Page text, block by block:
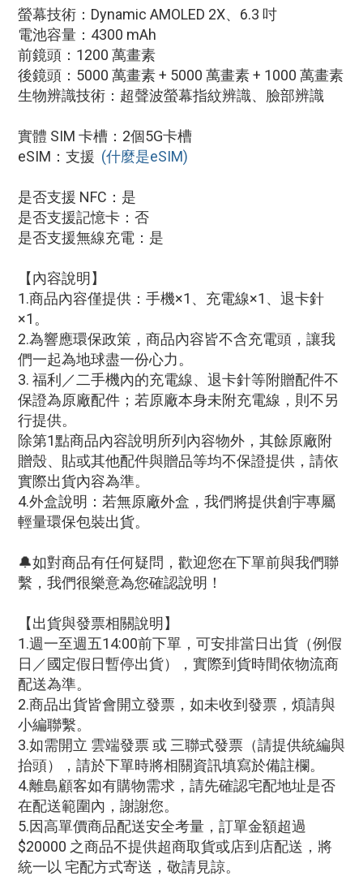
螢幕技術：Dynamic AMOLED 2X、6.3 吋
電池容量：4300 mAh
前鏡頭：1200 萬畫素
後鏡頭：5000 萬畫素 + 5000 萬畫素 + 1000 萬畫素
生物辨識技術：超聲波螢幕指紋辨識、臉部辨識
實體 SIM 卡槽：2個5G卡槽
eSIM：支援 (什麼是eSIM)
是否支援 NFC：是
是否支援記憶卡：否
是否支援無線充電：是
【內容說明】
1.商品內容僅提供：手機×1、充電線×1、退卡針
×1。
2.為響應環保政策，商品內容皆不含充電頭，讓我
們一起為地球盡一份心力。
3. 福利／二手機內的充電線、退卡針等附贈配件不
保證為原廠配件；若原廠本身未附充電線，則不另
行提供。
除第1點商品內容說明所列內容物外，其餘原廠附
贈殼、貼或其他配件與贈品等均不保證提供，請依
實際出貨內容為準。
4.外盒說明：若無原廠外盒，我們將提供創宇專屬
輕量環保包裝出貨。
🔔如對商品有任何疑問，歡迎您在下單前與我們聯
繫，我們很樂意為您確認說明！
【出貨與發票相關說明】
1.週一至週五14:00前下單，可安排當日出貨（例假
日／國定假日暫停出貨），實際到貨時間依物流商
配送為準。
2.商品出貨皆會開立發票，如未收到發票，煩請與
小編聯繫。
3.如需開立 雲端發票 或 三聯式發票（請提供統編與
抬頭），請於下單時將相關資訊填寫於備註欄。
4.離島顧客如有購物需求，請先確認宅配地址是否
在配送範圍內，謝謝您。
5.因高單價商品配送安全考量，訂單金額超過
$20000 之商品不提供超商取貨或店到店配送，將
統一以 宅配方式寄送，敬請見諒。